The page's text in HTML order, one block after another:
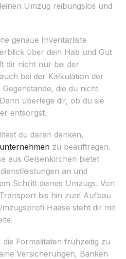
Umzug reibungslos und
genaue Inventarliste
über dein Hab und Gut
dir nicht nur bei der
bei der Kalkulation der
Gegenstände, die du nicht
überlege dir, ob du sie
entsorgst.
du daran denken,
zu beauftragen.
aus Gelsenkirchen bietet
an und
Schritt deines Umzugs. Von
bis hin zum Aufbau
Haase steht dir mit
die Formalitäten frühzeitig zu
Versicherungen, Banken